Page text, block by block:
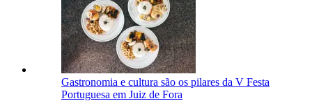
Gastronomia e cultura são os pilares da V Festa
Portuguesa em Juiz de Fora